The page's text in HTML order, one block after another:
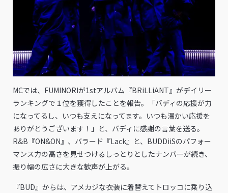
MCでは、FUMINORIが1stアルバム『BRiLLiANT』がデイリー
ランキングで１位を獲得したことを報告。「バディの応援が力
になってるし、いつも支えになってます。いつも温かい応援を
ありがとうございます！」と、バディに感謝の言葉を送る。
R&B『ON&ON』、バラード『Lack』と、BUDDiiSのパフォー
マンス力の高さを見せつけるしっとりとしたナンバーが続き、
振り幅の広さに大きな歓声が上がる。
『BUD』からは、アメカジな衣装に着替えてトロッコに乗り込